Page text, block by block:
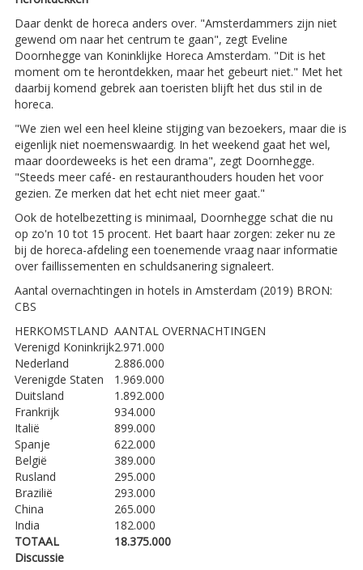
Daar denkt de horeca anders over. "Amsterdammers zijn niet
gewend om naar het centrum te gaan", zegt Eveline
Doornhegge van Koninklijke Horeca Amsterdam. "Dit is het
moment om te herontdekken, maar het gebeurt niet." Met het
daarbij komend gebrek aan toeristen blijft het dus stil in de
horeca.
"We zien wel een heel kleine stijging van bezoekers, maar die is
eigenlijk niet noemenswaardig. In het weekend gaat het wel,
maar doordeweeks is het een drama", zegt Doornhegge.
"Steeds meer café- en restauranthouders houden het voor
gezien. Ze merken dat het echt niet meer gaat."
Ook de hotelbezetting is minimaal, Doornhegge schat die nu
op zo'n 10 tot 15 procent. Het baart haar zorgen: zeker nu ze
bij de horeca-afdeling een toenemende vraag naar informatie
over faillissementen en schuldsanering signaleert.
Aantal overnachtingen in hotels in Amsterdam (2019) BRON:
CBS
HERKOMSTLAND AANTAL OVERNACHTINGEN
Verenigd Koninkrijk2.971.000
Nederland
2.886.000
Verenigde Staten
1.969.000
Duitsland
1.892.000
Frankrijk
934.000
Italië
899.000
Spanje
622.000
België
389.000
Rusland
295.000
Brazilië
293.000
China
265.000
India
182.000
TOTAAL
18.375.000
Discussie